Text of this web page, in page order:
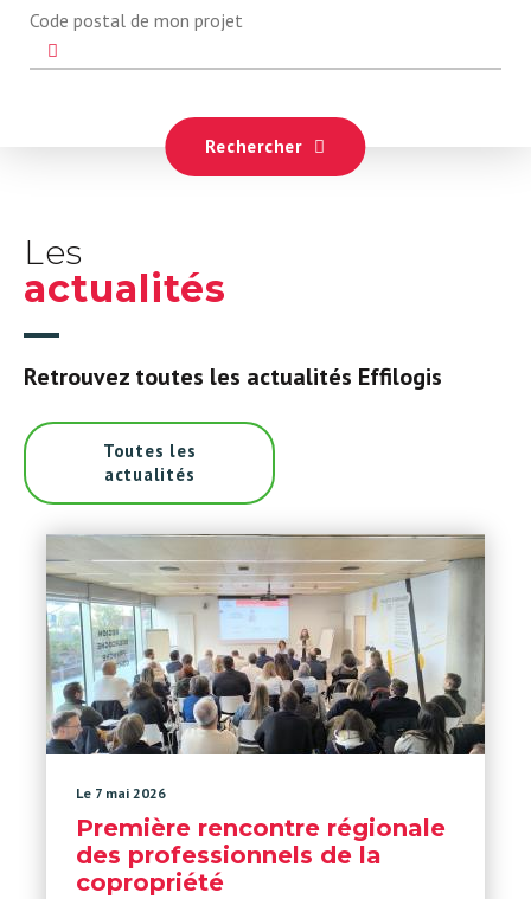
Code postal de mon projet
Rechercher
Les
actualités
Retrouvez toutes les actualités Effilogis
Toutes les
actualités
Le 7 mai 2026
Première rencontre régionale
des professionnels de la
copropriété